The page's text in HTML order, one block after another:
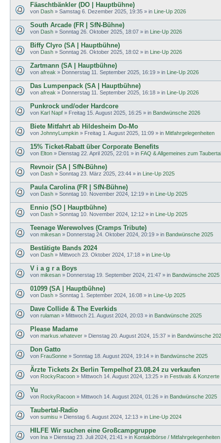
Fäaschtbänkler (DO | Hauptbühne)
von Dash » Samstag 6. Dezember 2025, 19:35 » in Line-Up 2026
South Arcade (FR | SfN-Bühne)
von Dash » Sonntag 26. Oktober 2025, 18:07 » in Line-Up 2026
Biffy Clyro (SA | Hauptbühne)
von Dash » Sonntag 26. Oktober 2025, 18:02 » in Line-Up 2026
Zartmann (SA | Hauptbühne)
von afreak » Donnerstag 11. September 2025, 16:19 » in Line-Up 2026
Das Lumpenpack (SA | Hauptbühne)
von afreak » Donnerstag 11. September 2025, 16:18 » in Line-Up 2026
Punkrock und/oder Hardcore
von Karl Napf » Freitag 15. August 2025, 16:25 » in Bandwünsche 2026
Biete Mitfahrt ab Hildesheim Do-Mo
von JohnnyLumpkin » Freitag 1. August 2025, 11:09 » in Mitfahrgelegenheiten
15% Ticket-Rabatt über Corporate Benefits
von Elton » Dienstag 22. April 2025, 22:01 » in FAQ & Allgemeines zum Taubertal
Revnoir (SA | SfN-Bühne)
von Dash » Sonntag 23. März 2025, 23:44 » in Line-Up 2025
Paula Carolina (FR | SfN-Bühne)
von Dash » Sonntag 10. November 2024, 12:19 » in Line-Up 2025
Ennio (SO | Hauptbühne)
von Dash » Sonntag 10. November 2024, 12:12 » in Line-Up 2025
Teenage Werewolves (Cramps Tribute)
von mikesan » Donnerstag 24. Oktober 2024, 20:19 » in Bandwünsche 2025
Bestätigte Bands 2024
von Dash » Mittwoch 23. Oktober 2024, 17:18 » in Line-Up
V i a g r a Boys
von mikesan » Donnerstag 19. September 2024, 21:47 » in Bandwünsche 2025
01099 (SA | Hauptbühne)
von Dash » Sonntag 1. September 2024, 16:08 » in Line-Up 2025
Dave Collide & The Everkids
von rulaman » Mittwoch 21. August 2024, 20:03 » in Bandwünsche 2025
Please Madame
von markus.whatever » Dienstag 20. August 2024, 15:37 » in Bandwünsche
Don Gatto
von FrauSonne » Sonntag 18. August 2024, 19:14 » in Bandwünsche 2025
Ärzte Tickets 2x Berlin Tempelhof 23.08.24 zu verkaufen
von RockyRacoon » Mittwoch 14. August 2024, 13:25 » in Festivals & Konzerte
Yu
von RockyRacoon » Mittwoch 14. August 2024, 01:26 » in Bandwünsche 2025
Taubertal-Radio
von sumisu » Dienstag 6. August 2024, 12:13 » in Line-Up 2024
HILFE Wir suchen eine Großcampgruppe
von Ina » Dienstag 23. Juli 2024, 21:41 » in Kontaktbörse / Mitfahrgelegenheiten